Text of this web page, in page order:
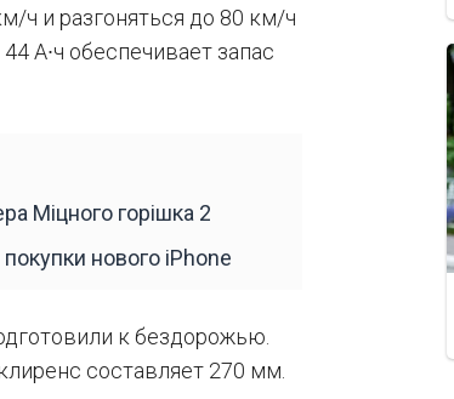
ч и разгоняться до 80 км/ч
А∙ч обеспечивает запас
Міцного горішка 2
нового iPhone
к бездорожью.
составляет 270 мм.